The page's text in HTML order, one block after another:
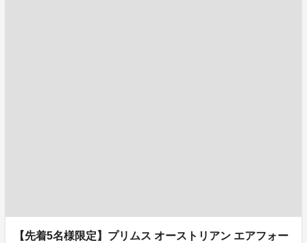
【先着5名様限定】プリムス オーストリアン エアフォー